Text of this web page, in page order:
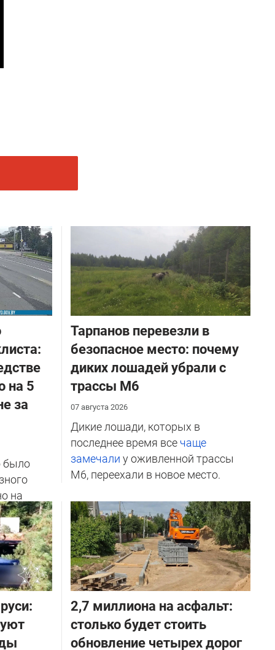
на 5
за
было
на
Тарпанов перевезли в
безопасное место: почему
диких лошадей убрали с
трассы М6
07 августа 2026
Дикие лошади, которых в
последнее время все чаще
замечали у оживленной трассы
М6, переехали в новое место.
2,7 миллиона на асфальт:
столько будет стоить
обновление четырех дорог